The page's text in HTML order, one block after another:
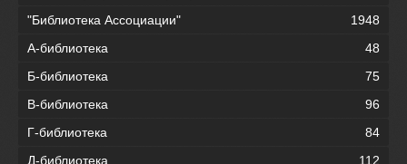
"Библиотека Ассоциации"
1948
А-библиотека
48
Б-библиотека
75
В-библиотека
96
Г-библиотека
84
Д-библиотека
112